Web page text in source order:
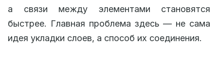
а связи между элементами становятся
быстрее. Главная проблема здесь — не сама
идея укладки слоев, а способ их соединения.